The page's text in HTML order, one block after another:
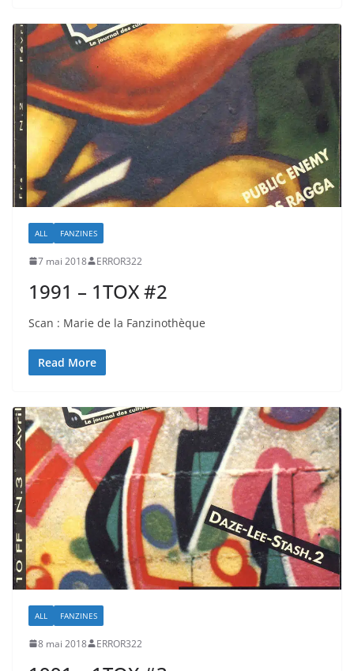
ALL FANZINES
7 mai 2018 ERROR322
1991 – 1TOX #2
Scan : Marie de la Fanzinothèque
Read More
ALL FANZINES
8 mai 2018 ERROR322